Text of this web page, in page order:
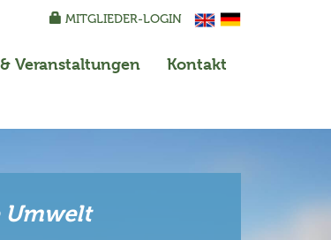
MITGLIEDER-LOGIN
& Veranstaltungen Kontakt
Umwelt